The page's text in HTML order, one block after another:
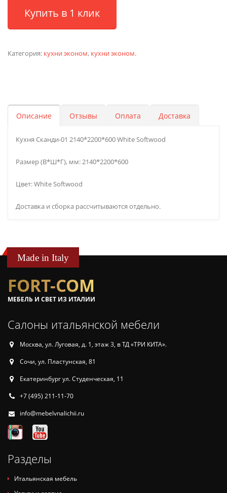
Купить в 1 клик
Категория: кухни эконом, кухни эконом.
Описание Отзывы Оплата Доставка
Кухня Сканди-01 2140*2200*600 White Softwood
Размер (В*Ш*Г), мм: 2140*2200*600
Цвет: White Softwood
Доставка и сборка рассчитываются отдельно.
Made in Italy
FORT-COM
МЕБЕЛЬ И СВЕТ ИЗ ИТАЛИИ
Салоны итальянской мебели
Москва, ул. Луговая, д. 1, этаж 3, в ТД «ТРИ КИТА».
Сочи, ул. Пластунская, 81
Екатеринбург ул. Студенческая, 11
+7 (495) 211-11-70
info@mebelvnalichii.ru
Разделы
Итальянская мебель